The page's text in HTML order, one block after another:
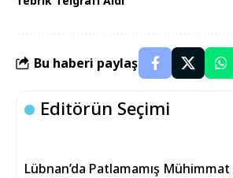
Bu haberi paylaş
Editörün Seçimi
Lübnan’da Patlamamış